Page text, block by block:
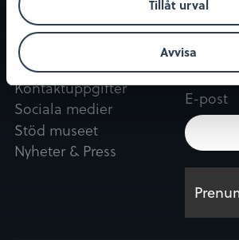
Tillåt urval
Avvisa
Ångkvarnen
Kontakt
Kontaktuppgifter
Sociala medier
Stöd museet
Nyheter & Press
E-post